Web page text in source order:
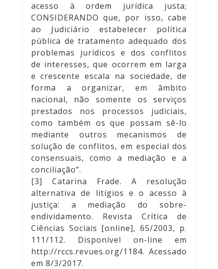
acesso à ordem jurídica justa;
CONSIDERANDO que, por isso, cabe
ao Judiciário estabelecer política
pública de tratamento adequado dos
problemas jurídicos e dos conflitos
de interesses, que ocorrem em larga
e crescente escala na sociedade, de
forma a organizar, em âmbito
nacional, não somente os serviços
prestados nos processos judiciais,
como também os que possam sê-lo
mediante outros mecanismos de
solução de conflitos, em especial dos
consensuais, como a mediação e a
conciliação”.
[3] Catarina Frade. A resolução
alternativa de litígios e o acesso à
justiça: a mediação do sobre-
endividamento. Revista Crítica de
Ciências Sociais [online], 65/2003, p.
111/112. Disponível on-line em
http://rccs.revues.org/1184. Acessado
em 8/3/2017.